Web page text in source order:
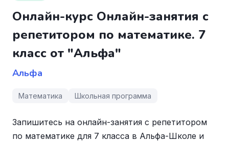
Онлайн-курс Онлайн-занятия с
репетитором по математике. 7
класс от "Альфа"
Альфа
Математика Школьная программа
Запишитесь на онлайн-занятия с репетитором
по математике для 7 класса в Альфа-Школе и